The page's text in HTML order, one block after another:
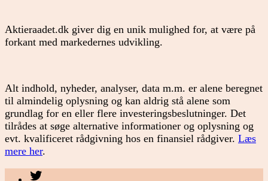
Aktieraadet.dk giver dig en unik mulighed for, at være på
forkant med markedernes udvikling.
Alt indhold, nyheder, analyser, data m.m. er alene beregnet
til almindelig oplysning og kan aldrig stå alene som
grundlag for en eller flere investeringsbeslutninger. Det
tilrådes at søge alternative informationer og oplysning og
evt. kvalificeret rådgivning hos en finansiel rådgiver. Læs
mere her.